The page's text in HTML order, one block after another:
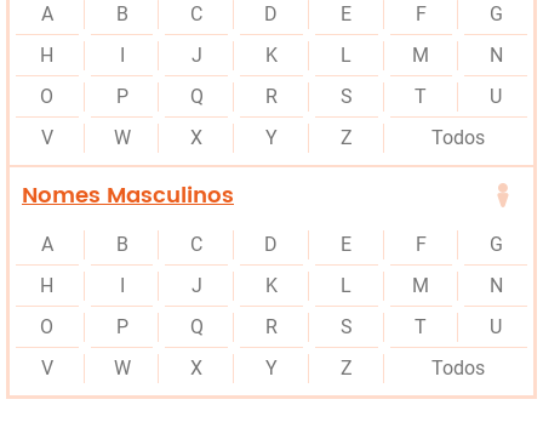
A B C D E F
G
H
I J K L M
N
O
P Q R S T
U
V
W X Y Z Todos
Nomes Masculinos
A B C D E F
G
H
I J K L M
N
O
P Q R S T
U
V
W X Y Z Todos